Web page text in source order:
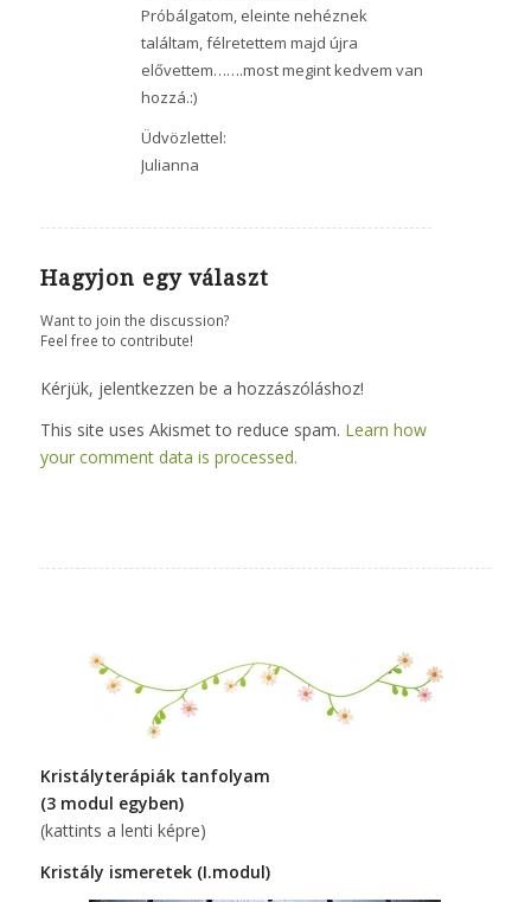
Próbálgatom, eleinte nehéznek
találtam, félretettem majd újra
elővettem…….most megint kedvem van
hozzá.:)
Üdvözlettel:
Julianna
Hagyjon egy választ
Want to join the discussion?
Feel free to contribute!
Kérjük, jelentkezzen be a hozzászóláshoz!
This site uses Akismet to reduce spam. Learn how
your comment data is processed.
Kristályterápiák tanfolyam
(3 modul egyben)
(kattints a lenti képre)
Kristály ismeretek (I.modul)